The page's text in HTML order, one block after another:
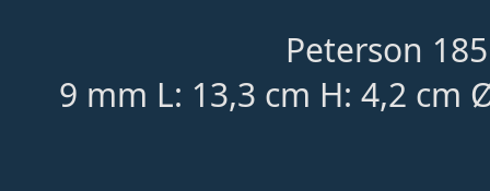
Peterson
9 mm L: 13,3 cm H: 4,2 cm